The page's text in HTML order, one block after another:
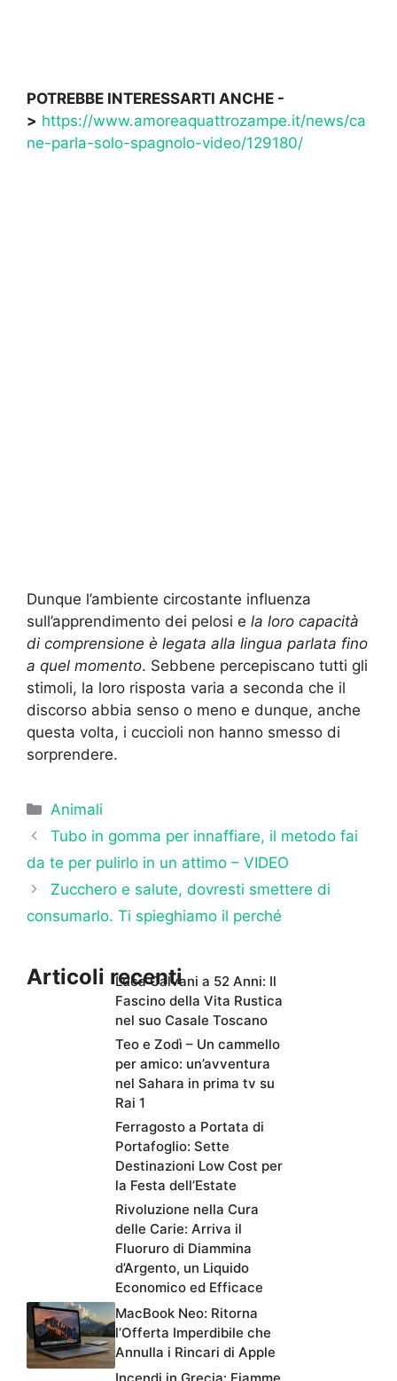
POTREBBE INTERESSARTI ANCHE -
> https://www.amoreaquattrozampe.it/news/ca
ne-parla-solo-spagnolo-video/129180/
Dunque l’ambiente circostante influenza
sull’apprendimento dei pelosi e la loro capacità
di comprensione è legata alla lingua parlata fino
a quel momento. Sebbene percepiscano tutti gli
stimoli, la loro risposta varia a seconda che il
discorso abbia senso o meno e dunque, anche
questa volta, i cuccioli non hanno smesso di
sorprendere.
Categorie
Animali
Tubo in gomma per innaffiare, il metodo fai
da te per pulirlo in un attimo – VIDEO
Zucchero e salute, dovresti smettere di
consumarlo. Ti spieghiamo il perché
Articoli recentiLuca Calvani a 52 Anni: Il
Fascino della Vita Rustica
nel suo Casale Toscano
Teo e Zodì – Un cammello
per amico: un’avventura
nel Sahara in prima tv su
Rai 1
Ferragosto a Portata di
Portafoglio: Sette
Destinazioni Low Cost per
la Festa dell’Estate
Rivoluzione nella Cura
delle Carie: Arriva il
Fluoruro di Diammina
d’Argento, un Liquido
Economico ed Efficace
MacBook Neo: Ritorna
l’Offerta Imperdibile che
Annulla i Rincari di Apple
Incendi in Grecia: Fiamme